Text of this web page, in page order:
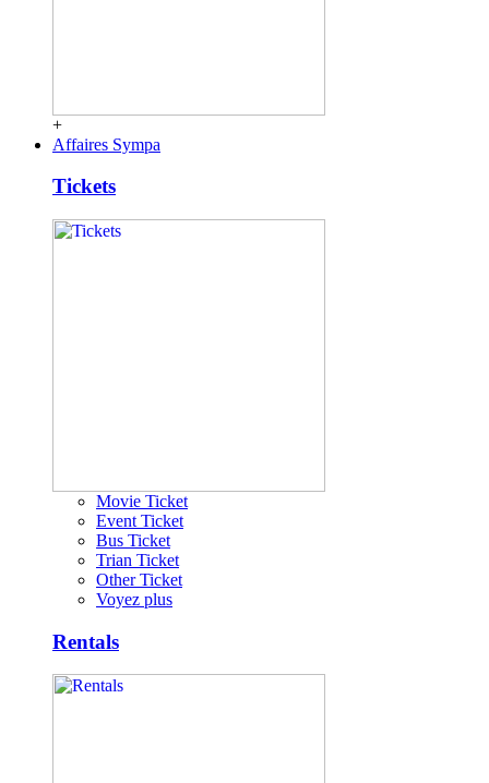
+
Affaires Sympa
Tickets
Movie Ticket
Event Ticket
Bus Ticket
Trian Ticket
Other Ticket
Voyez plus
Rentals